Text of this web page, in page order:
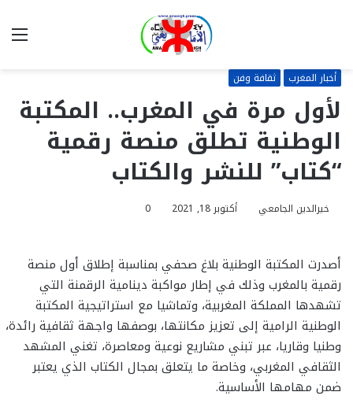
أخبار المغرب ثقافة وفن
لأول مرة في المغرب.. المكتبة
الوطنية تطلق منصة رقمية
“كتاب” للنشر والكتاب
خيرالدين الجامعي أكتوبر 18, 2021 0
أصدرت المكتبة الوطنية بلاغ صحفي بمناسبة إطلاق أول منصة
رقمية بالمغرب وذلك في إطار مواكبة دينامية الرقمنة التي
تشهدها المملكة المغربية، وتماشيا مع استراتيجية المكتبة
الوطنية الرامية إلى تعزيز مكانتها، بوصفها واجهة ثقافية رائدة،
وطنيا وقاريا، عبر تبني مشاريع نوعية ومعاصرة، تغني المشهد
الثقافي المغربي، وخاصة ما يتعلق بمجال الكتاب الذي يعتبر
ضمن مهامها الأساسية.